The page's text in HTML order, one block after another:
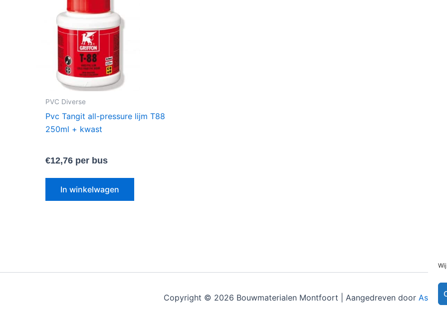
PVC Diverse
Pvc Tangit all-pressure lijm T88
250ml + kwast
€12,76 per bus
In winkelwagen
Copyright © 2026 Bouwmaterialen Montfoort | Aangedreven door Astra